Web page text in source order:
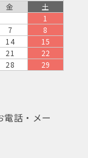
金
土
1
7
8
14
15
21
22
28
29
電話・メー